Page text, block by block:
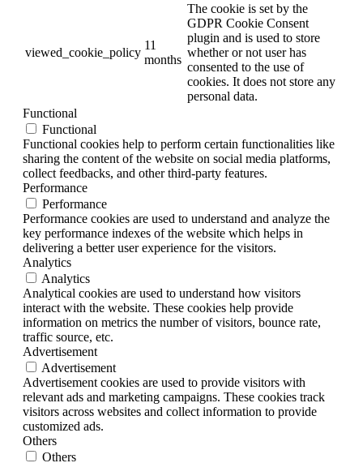
viewed_cookie_policy
11
months
The cookie is set by the
GDPR Cookie Consent
plugin and is used to store
whether or not user has
consented to the use of
cookies. It does not store any
personal data.
Functional
Functional
Functional cookies help to perform certain functionalities like
sharing the content of the website on social media platforms,
collect feedbacks, and other third-party features.
Performance
Performance
Performance cookies are used to understand and analyze the
key performance indexes of the website which helps in
delivering a better user experience for the visitors.
Analytics
Analytics
Analytical cookies are used to understand how visitors
interact with the website. These cookies help provide
information on metrics the number of visitors, bounce rate,
traffic source, etc.
Advertisement
Advertisement
Advertisement cookies are used to provide visitors with
relevant ads and marketing campaigns. These cookies track
visitors across websites and collect information to provide
customized ads.
Others
Others